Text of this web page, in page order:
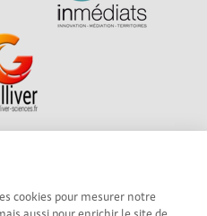
cookies pour mesurer notre
Côte d'Azur est à
et l'Innovation Provence-